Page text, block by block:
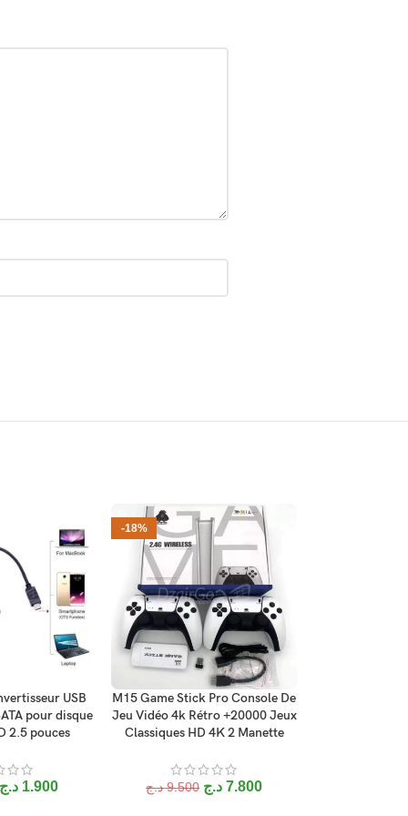
USB
pour disque
2.5 pouces
1.900 د.ج
-18%
AJOUTER AU PANIER
M15 Game Stick Pro Console De
Jeu Vidéo 4k Rétro +20000 Jeux
Classiques HD 4K 2 Manette
9.500 د.ج 7.800 د.ج